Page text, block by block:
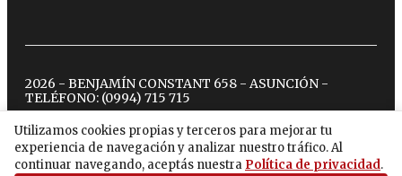
Utilizamos cookies propias y terceros para mejorar tu
experiencia de navegación y analizar nuestro tráfico. Al
continuar navegando, aceptás nuestra Política de privacidad.
2026 - BENJAMÍN CONSTANT 658 - ASUNCIÓN -
TELÉFONO: (0994) 715 715
twitterinstagram
facebook
tiktokyoutubespotify